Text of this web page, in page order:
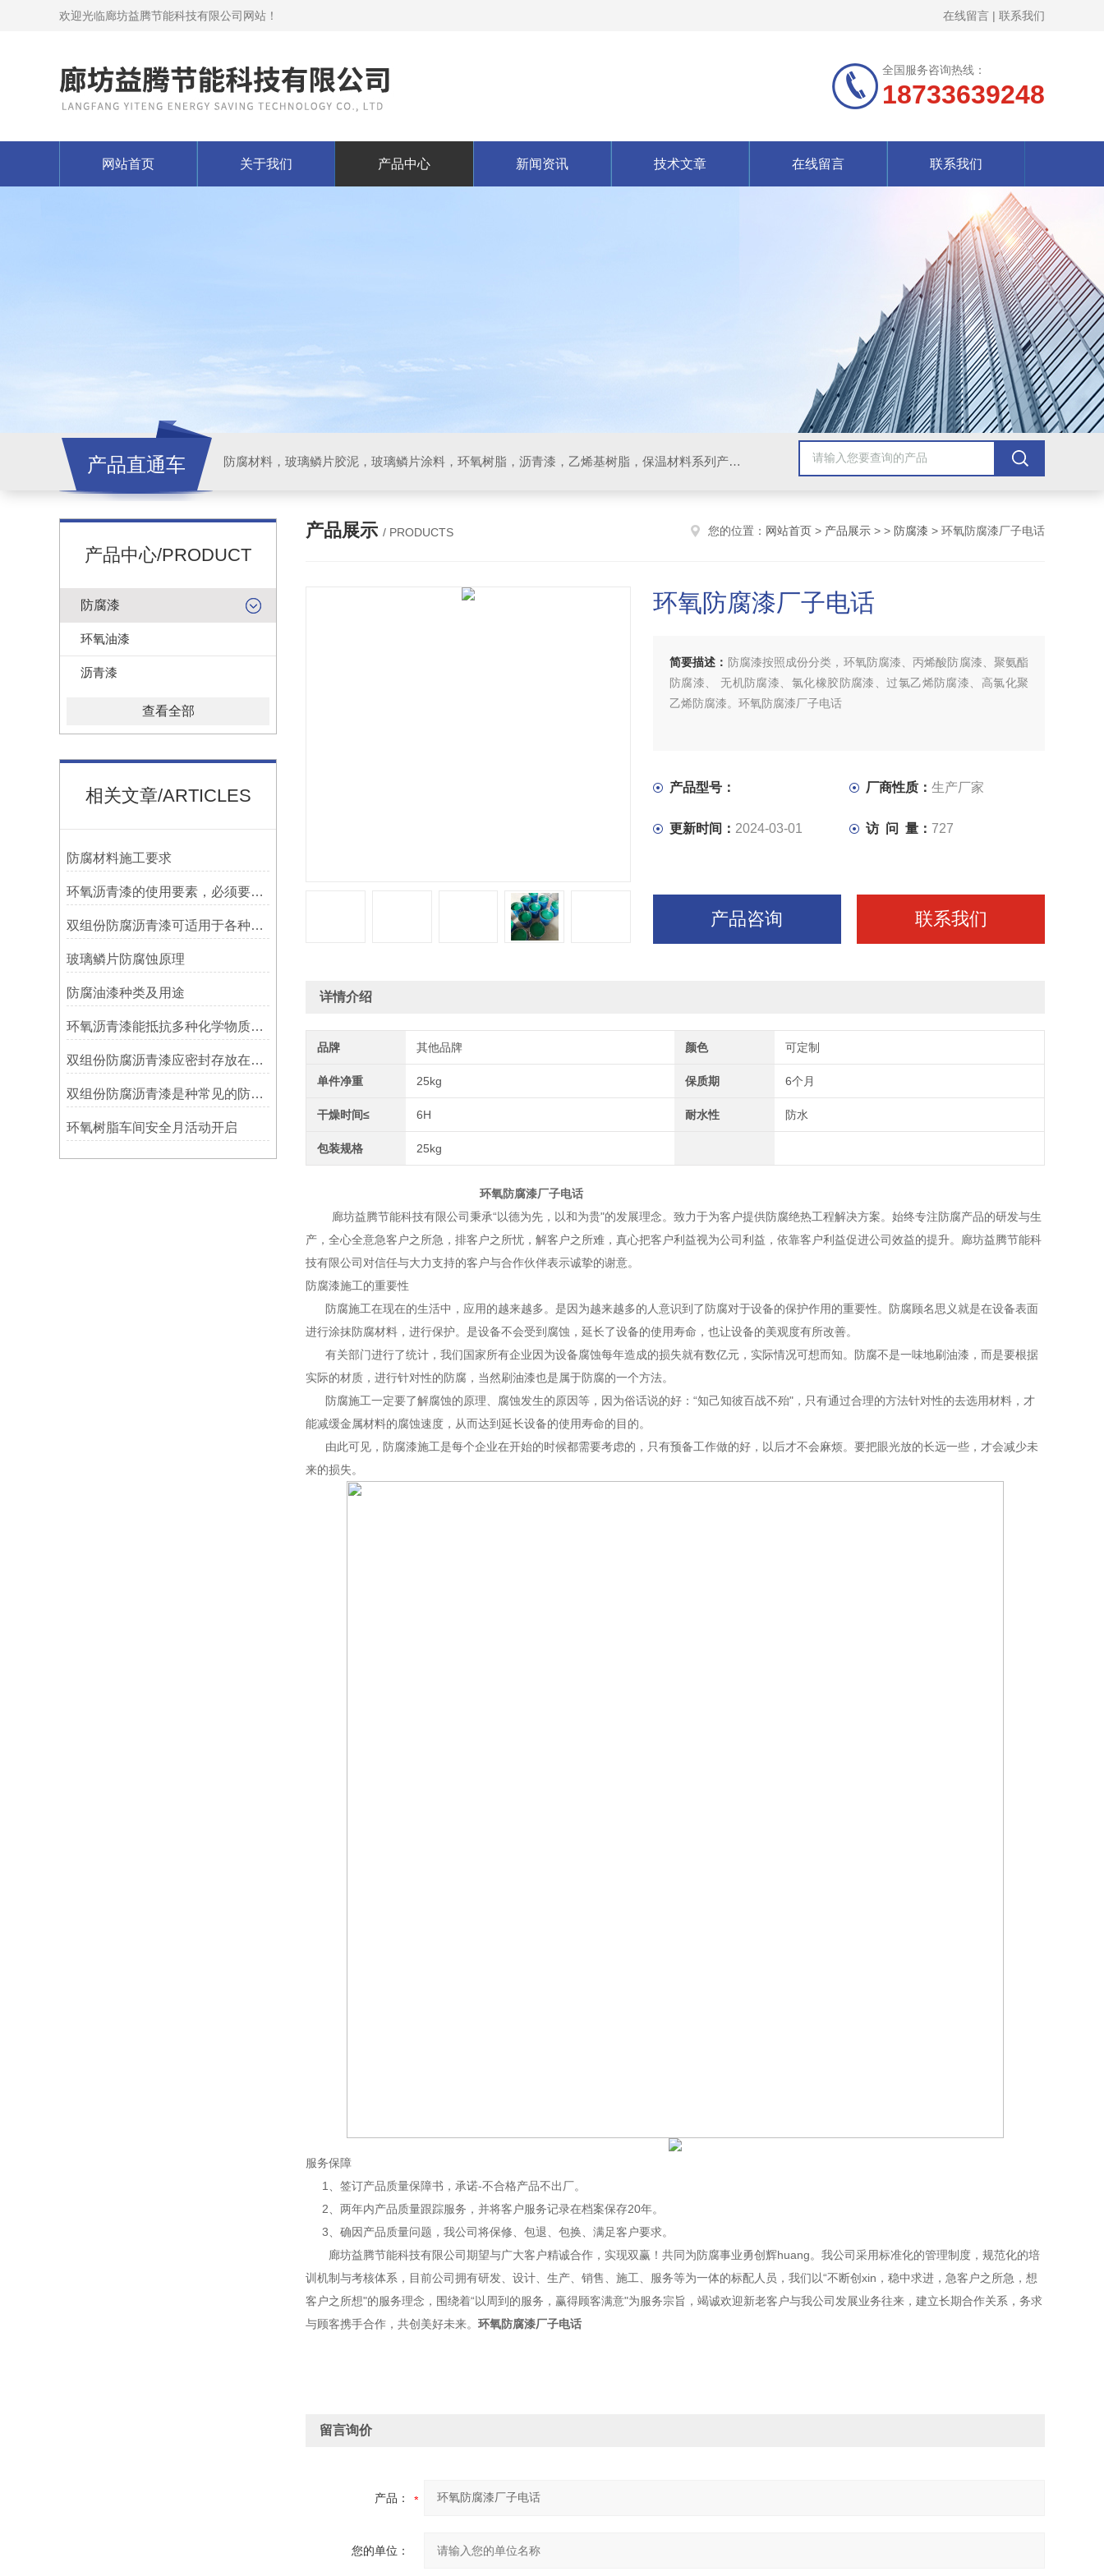
欢迎光临廊坊益腾节能科技有限公司网站！ 在线留言 | 联系我们
全国服务咨询热线：
18733639248
网站首页 关于我们 产品中心 新闻资讯 技术文章 在线留言 联系我们
产品直通车 防腐材料，玻璃鳞片胶泥，玻璃鳞片涂料，环氧树脂，沥青漆，乙烯基树脂，保温材料系列产品。
产品中心/PRODUCT
防腐漆
环氧油漆
沥青漆
查看全部
相关文章/ARTICLES
防腐材料施工要求
环氧沥青漆的使用要素，必须要知道！
双组份防腐沥青漆可适用于各种材质的表面处理
玻璃鳞片防腐蚀原理
防腐油漆种类及用途
环氧沥青漆能抵抗多种化学物质的侵蚀
双组份防腐沥青漆应密封存放在阴凉、通风的地方
双组份防腐沥青漆是种常见的防腐涂料
环氧树脂车间安全月活动开启
产品展示 / PRODUCTS 您的位置： 网站首页 > 产品展示 > > 防腐漆 > 环氧防腐漆厂子电话
环氧防腐漆厂子电话
简要描述： 防腐漆按照成份分类，环氧防腐漆、丙烯酸防腐漆、聚氨酯
防腐漆、 无机防腐漆、氯化橡胶防腐漆、过氯乙烯防腐漆、高氯化聚
乙烯防腐漆。环氧防腐漆厂子电话
产品型号： 厂商性质： 生产厂家
更新时间： 2024-03-01 访 问 量： 727
产品咨询 联系我们
详情介绍
品牌 其他品牌 颜色 可定制
单件净重 25kg 保质期 6个月
干燥时间≤ 6H 耐水性 防水
包装规格 25kg
环氧防腐漆厂子电话
廊坊益腾节能科技有限公司秉承“以德为先，以和为贵"的发展理念。致力于为客户提供防腐绝热工程解决方案。始终专注防腐产品的研发与生
产，全心全意急客户之所急，排客户之所忧，解客户之所难，真心把客户利益视为公司利益，依靠客户利益促进公司效益的提升。廊坊益腾节能科
技有限公司对信任与大力支持的客户与合作伙伴表示诚挚的谢意。
防腐漆施工的重要性
防腐施工在现在的生活中，应用的越来越多。是因为越来越多的人意识到了防腐对于设备的保护作用的重要性。防腐顾名思义就是在设备表面
进行涂抹防腐材料，进行保护。是设备不会受到腐蚀，延长了设备的使用寿命，也让设备的美观度有所改善。
有关部门进行了统计，我们国家所有企业因为设备腐蚀每年造成的损失就有数亿元，实际情况可想而知。防腐不是一味地刷油漆，而是要根据
实际的材质，进行针对性的防腐，当然刷油漆也是属于防腐的一个方法。
防腐施工一定要了解腐蚀的原理、腐蚀发生的原因等，因为俗话说的好：“知己知彼百战不殆"，只有通过合理的方法针对性的去选用材料，才
能减缓金属材料的腐蚀速度，从而达到延长设备的使用寿命的目的。
由此可见，防腐漆施工是每个企业在开始的时候都需要考虑的，只有预备工作做的好，以后才不会麻烦。要把眼光放的长远一些，才会减少未
来的损失。
服务保障
1、签订产品质量保障书，承诺-不合格产品不出厂。
2、两年内产品质量跟踪服务，并将客户服务记录在档案保存20年。
3、确因产品质量问题，我公司将保修、包退、包换、满足客户要求。
廊坊益腾节能科技有限公司期望与广大客户精诚合作，实现双赢！共同为防腐事业勇创辉huang。我公司采用标准化的管理制度，规范化的培
训机制与考核体系，目前公司拥有研发、设计、生产、销售、施工、服务等为一体的标配人员，我们以“不断创xin，稳中求进，急客户之所急，想
客户之所想"的服务理念，围绕着“以周到的服务，赢得顾客满意"为服务宗旨，竭诚欢迎新老客户与我公司发展业务往来，建立长期合作关系，务求
与顾客携手合作，共创美好未来。 环氧防腐漆厂子电话
留言询价
产品：
您的单位：